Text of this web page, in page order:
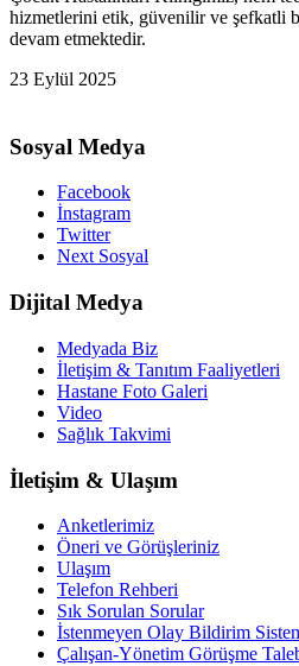
hizmetlerini etik, güvenilir ve şefkatli
devam etmektedir.
23 Eylül 2025
Sosyal Medya
Facebook
İnstagram
Twitter
Next Sosyal
Dijital Medya
Medyada Biz
İletişim & Tanıtım Faaliyetleri
Hastane Foto Galeri
Video
Sağlık Takvimi
İletişim & Ulaşım
Anketlerimiz
Öneri ve Görüşleriniz
Ulaşım
Telefon Rehberi
Sık Sorulan Sorular
İstenmeyen Olay Bildirim
Çalışan-Yönetim Görüşme